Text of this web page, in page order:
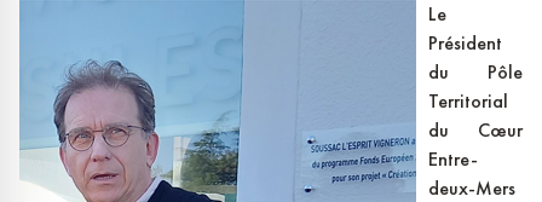
Le
Président
du Pôle
Territorial
du Cœur
Entre-
deux-Mers